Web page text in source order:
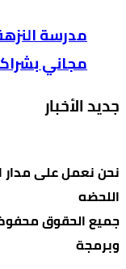
مدرسة
مجاني
جديد الأخبار
نحن نعمل على مدار
اللحضه
وبرمجة